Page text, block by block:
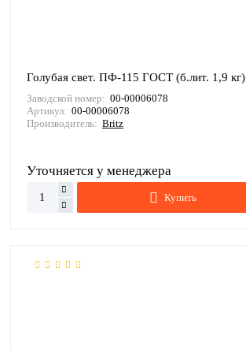
Голубая свет. ПФ-115 ГОСТ (б.лит. 1,9 кг)
Заводской номер: 00-00006078
Артикул: 00-00006078
Производитель: Britz
Уточняется у менеджера
Купить